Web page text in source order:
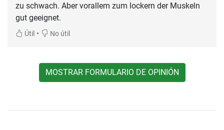
zu schwach. Aber vorallem zum lockern der Muskeln
gut geeignet.
Útil • No útil
MOSTRAR FORMULARIO DE OPINIÓN